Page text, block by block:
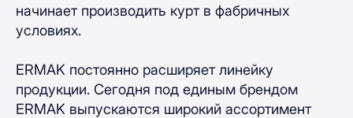
начинает производить курт в фабричных
условиях.
ERMAK постоянно расширяет линейку
продукции. Сегодня под единым брендом
ERMAK выпускаются широкий ассортимент